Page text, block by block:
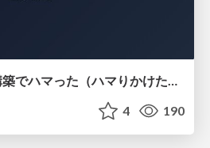
AWS ネットワーク構築でハマった（ハマりかけた） 5選とそこから得た教訓
4 190